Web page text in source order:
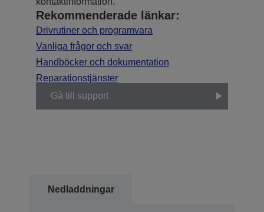
Rekommenderade länkar:
Drivrutiner och programvara
Vanliga frågor och svar
Handböcker och dokumentation
Reparationstjänster
Gå till support
Nedladdningar